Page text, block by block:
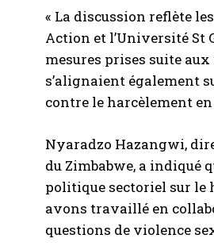
« La discussion reflète
Action et l’Université St
mesures prises suite
s’alignaient également
contre le harcèlement
Nyaradzo Hazangwi,
du Zimbabwe, a indiqué
politique sectoriel sur le
avons travaillé en
questions de violence